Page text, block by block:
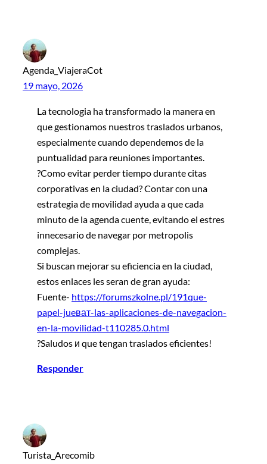
Agenda_ViajeraCot
19 mayo, 2026
La tecnologia ha transformado la manera en
que gestionamos nuestros traslados urbanos,
especialmente cuando dependemos de la
puntualidad para reuniones importantes.
?Como evitar perder tiempo durante citas
corporativas en la ciudad? Contar con una
estrategia de movilidad ayuda a que cada
minuto de la agenda cuente, evitando el estres
innecesario de navegar por metropolis
complejas.
Si buscan mejorar su eficiencia en la ciudad,
estos enlaces les seran de gran ayuda:
Fuente- https://forumszkolne.pl/191que-
papel-jueват-las-aplicaciones-de-navegacion-
en-la-movilidad-t110285.0.html
?Saludos и que tengan traslados eficientes!
Responder
Turista_Arecomib